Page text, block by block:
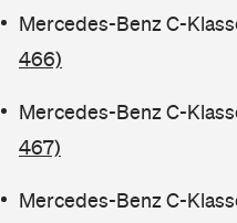
Mercedes-Benz C-
466)
Mercedes-Benz C-
467)
Mercedes-Benz C-